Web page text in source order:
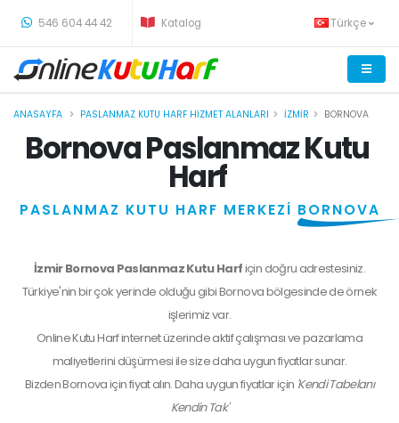
546 604 44 42 Katalog Türkçe
ANASAYFA PASLANMAZ KUTU HARF HIZMET ALANLARI İZMIR BORNOVA
Bornova Paslanmaz Kutu
Harf
PASLANMAZ KUTU HARF MERKEZİ BORNOVA
İzmir Bornova Paslanmaz Kutu Harfiçin doğru adrestesiniz.
Türkiye'nin bir çok yerinde olduğu gibi Bornova bölgesinde de örnek
işlerimiz var.
Online Kutu Harf internet üzerinde aktif çalışması ve pazarlama
maliyetlerini düşürmesi ile size daha uygun fiyatlar sunar.
BizdenBornovaiçin fiyat alın. Daha uygun fiyatlar için 'Kendi Tabelanı
Kendin Tak'